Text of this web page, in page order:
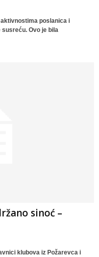
poslanica i
Ovo je bila
sinoć –
klubova iz Požarevca i